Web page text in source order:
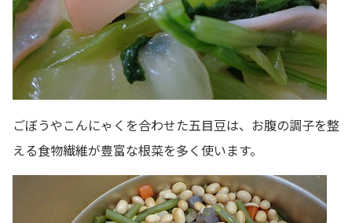
ごぼうやこんにゃくを合わせた五目豆は、お腹の調子を整
える食物繊維が豊富な根菜を多く使います。